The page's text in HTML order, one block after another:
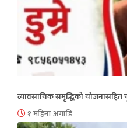
व्यावसायिक समृद्धिको योजनासहित
१ महिना अगाडि